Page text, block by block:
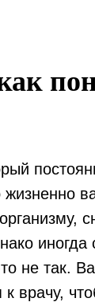
иногда
не так.
врачу,